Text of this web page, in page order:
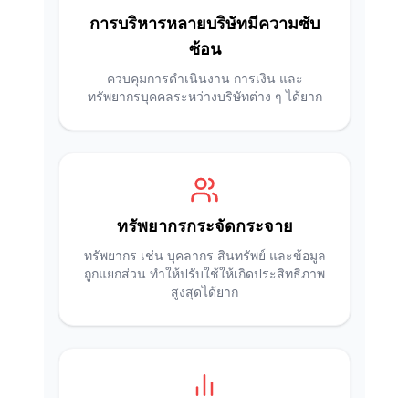
การบริหารหลายบริษัทมีความซับ
ซ้อน
ควบคุมการดำเนินงาน การเงิน และ
ทรัพยากรบุคคลระหว่างบริษัทต่าง ๆ ได้ยาก
ทรัพยากรกระจัดกระจาย
ทรัพยากร เช่น บุคลากร สินทรัพย์ และข้อมูล
ถูกแยกส่วน ทำให้ปรับใช้ให้เกิดประสิทธิภาพ
สูงสุดได้ยาก